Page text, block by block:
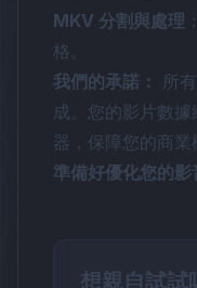
MKV 分割與處理
格。
我們的承諾：
所
成。您的影片數
器，保障您的商業
準備好優化您的影
想親自試試